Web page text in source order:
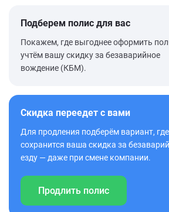
Подберем полис для вас
Покажем, где выгоднее оформить
учтём вашу скидку за безаварийное
вождение (КБМ).
Скидка переедет с вами
Для продления подберём вариант, где
сохранится ваша скидка за
езду — даже при смене компании.
Продлить полис